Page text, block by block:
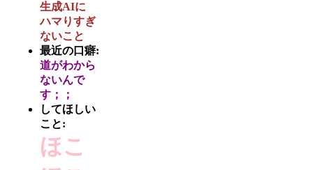
生成AIに
ハマりすぎ
ないこと
最近の口癖:
道がわから
ないんで
す；；
してほしい
こと:
ほこ